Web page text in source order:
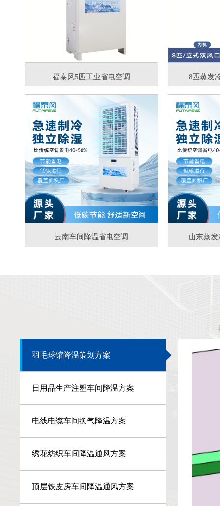
福泰风5匹工业省电空调 8匹蒸发
云南车间降温省电空调 山东蒸
羽毛球馆降温策划方案
日用品生产注塑车间降温方案
电线电缆车间换气降温方案
绣花纺织车间降温通风方案
顶层铁皮房车间降温通风方案